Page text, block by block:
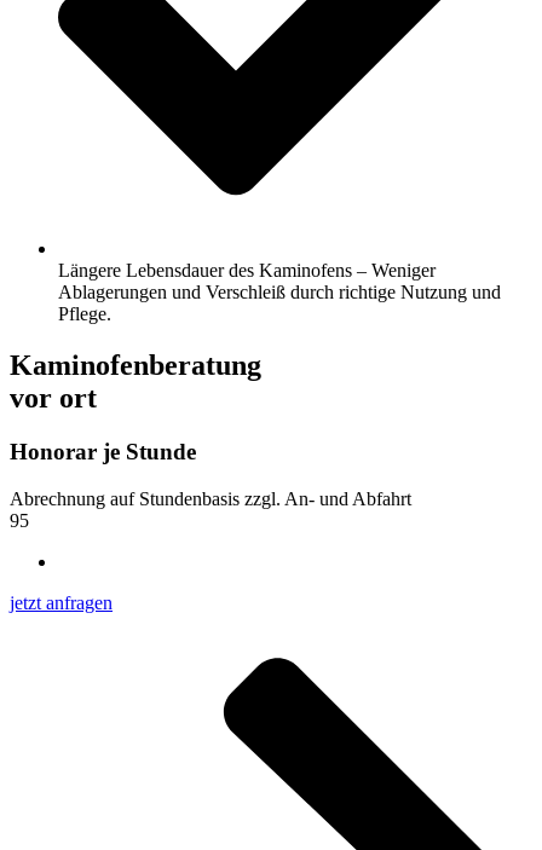
Längere Lebensdauer des Kaminofens – Weniger
Ablagerungen und Verschleiß durch richtige Nutzung und
Pflege.
Kaminofenberatung
vor ort
Honorar je Stunde
Abrechnung auf Stundenbasis zzgl. An- und Abfahrt
95
jetzt anfragen